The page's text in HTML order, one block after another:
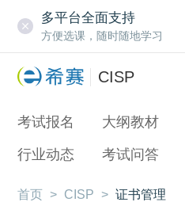
多平台全面支持
方便选课，随时随地学习
CISP
考试报名 大纲教材
行业动态 考试问答
首页 > CISP > 证书管理